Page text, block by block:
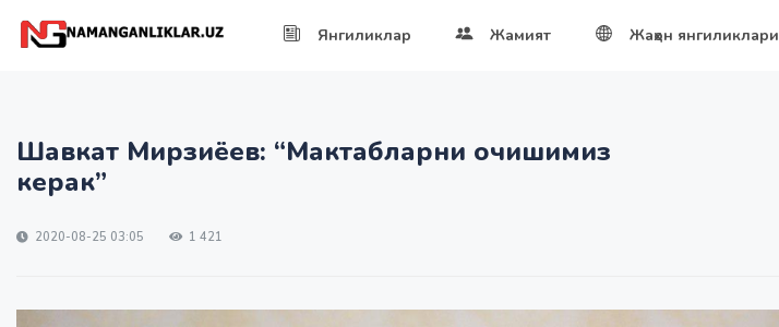
Янгиликлар Жамият Жаҳон янгиликлари
Шавкат Мирзиёев: “Мактабларни очишимиз
керак”
2020-08-25 03:05 1 421